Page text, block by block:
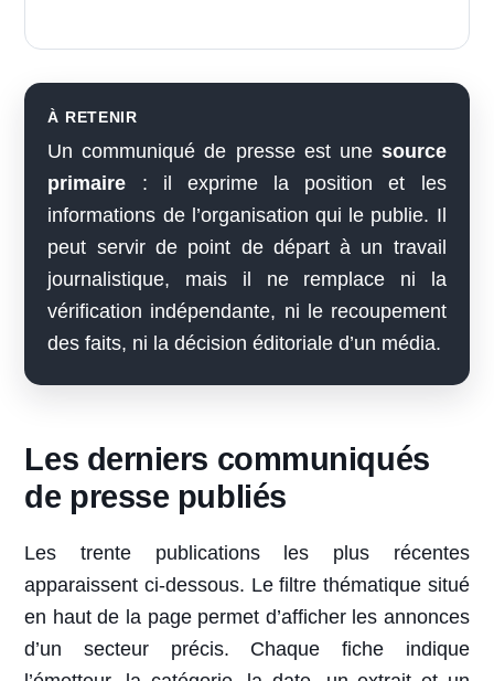
À RETENIR
Un communiqué de presse est une source
primaire : il exprime la position et les
informations de l’organisation qui le publie. Il
peut servir de point de départ à un travail
journalistique, mais il ne remplace ni la
vérification indépendante, ni le recoupement
des faits, ni la décision éditoriale d’un média.
Les derniers communiqués
de presse publiés
Les trente publications les plus récentes
apparaissent ci-dessous. Le filtre thématique situé
en haut de la page permet d’afficher les annonces
d’un secteur précis. Chaque fiche indique